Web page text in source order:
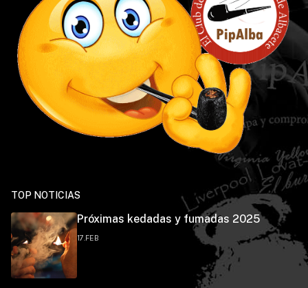
TOP NOTICIAS
Próximas kedadas y fumadas 2025
17.FEB